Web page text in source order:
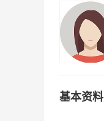
基本资料